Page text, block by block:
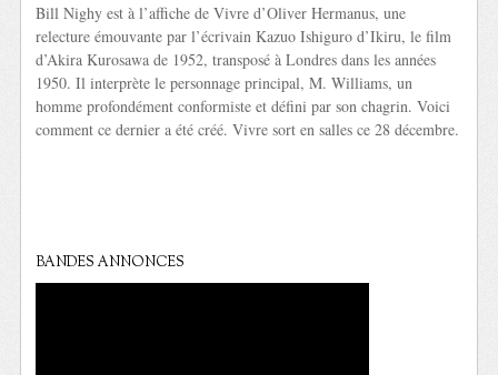
Bill Nighy est à l’affiche de Vivre d’Oliver Hermanus, une
relecture émouvante par l’écrivain Kazuo Ishiguro d’Ikiru, le film
d’Akira Kurosawa de 1952, transposé à Londres dans les années
1950. Il interprète le personnage principal, M. Williams, un
homme profondément conformiste et défini par son chagrin. Voici
comment ce dernier a été créé. Vivre sort en salles ce 28 décembre.
BANDES ANNONCES